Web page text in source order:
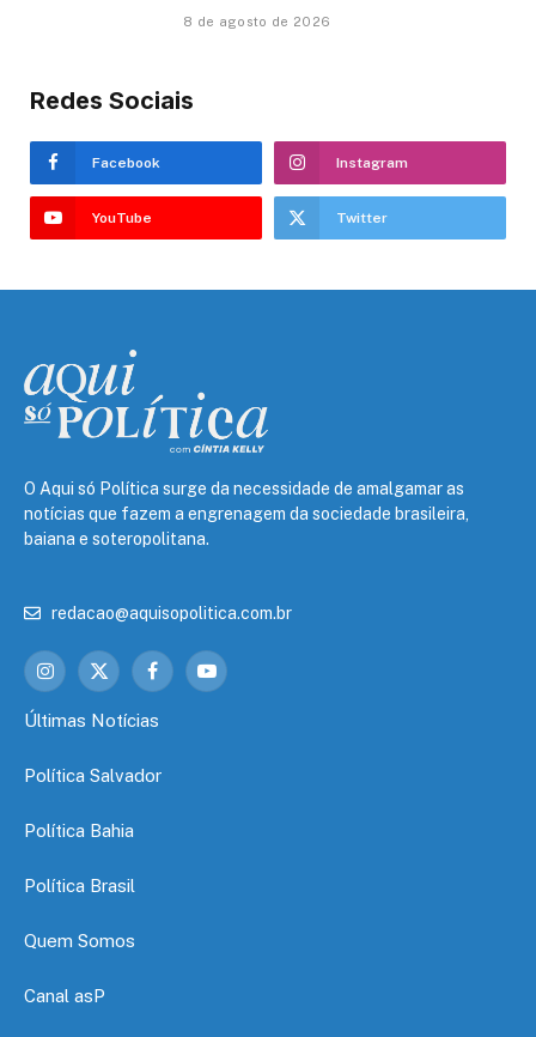
8 de agosto de 2026
Redes Sociais
Facebook Instagram
YouTube Twitter
O Aqui só Política surge da necessidade de amalgamar as
notícias que fazem a engrenagem da sociedade brasileira,
baiana e soteropolitana.
redacao@aquisopolitica.com.br
Instagram
X
FacebookYouTube
Últimas Notícias
Política Salvador
Política Bahia
Política Brasil
Quem Somos
Canal asP